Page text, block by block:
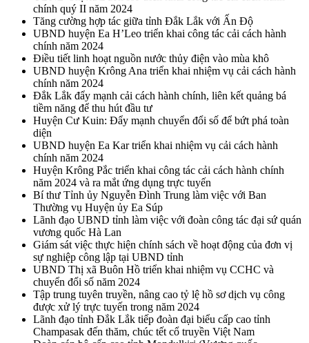
chính quý II năm 2024
Tăng cường hợp tác giữa tỉnh Đắk Lắk với Ấn Độ
UBND huyện Ea H’Leo triển khai công tác cải cách hành
chính năm 2024
Điều tiết linh hoạt nguồn nước thủy điện vào mùa khô
UBND huyện Krông Ana triển khai nhiệm vụ cải cách hành
chính năm 2024
Đắk Lắk đẩy mạnh cải cách hành chính, liên kết quảng bá
tiềm năng để thu hút đầu tư
Huyện Cư Kuin: Đẩy mạnh chuyển đổi số để bứt phá toàn
diện
UBND huyện Ea Kar triển khai nhiệm vụ cải cách hành
chính năm 2024
Huyện Krông Pắc triển khai công tác cải cách hành chính
năm 2024 và ra mắt ứng dụng trực tuyến
Bí thư Tỉnh ủy Nguyễn Đình Trung làm việc với Ban
Thường vụ Huyện ủy Ea Súp
Lãnh đạo UBND tỉnh làm việc với đoàn công tác đại sứ quán
vương quốc Hà Lan
Giám sát việc thực hiện chính sách về hoạt động của đơn vị
sự nghiệp công lập tại UBND tỉnh
UBND Thị xã Buôn Hồ triển khai nhiệm vụ CCHC và
chuyển đổi số năm 2024
Tập trung tuyên truyền, nâng cao tỷ lệ hồ sơ dịch vụ công
được xử lý trực tuyến trong năm 2024
Lãnh đạo tỉnh Đắk Lắk tiếp đoàn đại biểu cấp cao tỉnh
Champasak đến thăm, chúc tết cổ truyền Việt Nam